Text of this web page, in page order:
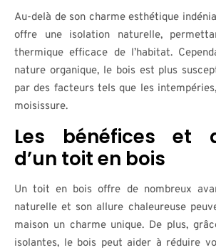
Au-delà de son charme esthétique
offre une isolation naturelle,
thermique efficace de l’habitat.
nature organique, le bois est plus
par des facteurs tels que les
moisissure.
Les bénéfices et
d’un toit en bois
Un toit en bois offre de nombreux
naturelle et son allure chaleureuse
maison un charme unique. De plus,
isolantes, le bois peut aider à réduire